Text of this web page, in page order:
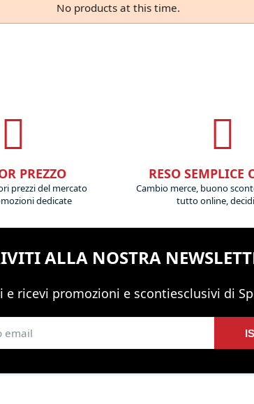
No products at this time.
PREZZO
prezzi del mercato
dedicate
RESO SEMPLICE
Cambio merce, buono
tutto online,
ALLA NOSTRA
e ricevi promozioni e scontiesclusivi di